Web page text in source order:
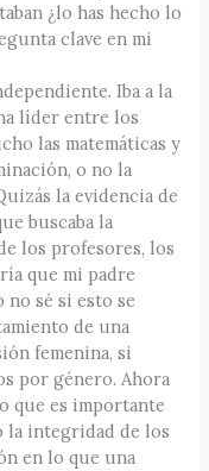
¿lo has hecho lo
clave en mi
Iba a la
líder entre los
las matemáticas y
o no la
la evidencia de
buscaba la
los profesores, los
que mi padre
no sé si esto se
de una
femenina, si
por género. Ahora
que es importante
la integridad de los
en lo que una